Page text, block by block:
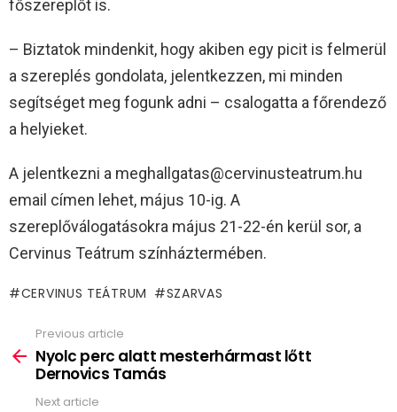
főszereplőt is.
– Biztatok mindenkit, hogy akiben egy picit is felmerül
a szereplés gondolata, jelentkezzen, mi minden
segítséget meg fogunk adni – csalogatta a főrendező
a helyieket.
A jelentkezni a meghallgatas@cervinusteatrum.hu
email címen lehet, május 10-ig. A
szereplőválogatásokra május 21-22-én kerül sor, a
Cervinus Teátrum színháztermében.
CERVINUS TEÁTRUM SZARVAS
more
Previous article
Nyolc perc alatt mesterhármast lőtt
Dernovics Tamás
Next article